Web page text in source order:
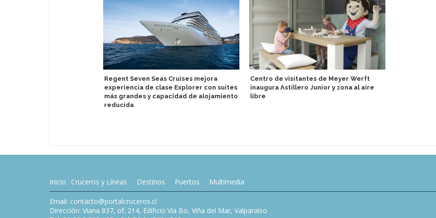
Regent Seven Seas Cruises mejora
experiencia de clase Explorer con suites
más grandes y capacidad de alojamiento
reducida
Centro de visitantes de Meyer Werft
inaugura Astillero Junior y zona al aire
libre
Inicio Cruceros y Líneas Destinos Puertos Multimedia
Email: contacto@portalcruceros.cl
Dirección: Viana 837, of. 214, Edificio Vía Bo, Viña del Mar, Valparaíso